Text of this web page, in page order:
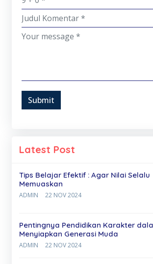
Submit
Latest Post
Tips Belajar Efektif : Agar Nilai Selalu
Memuaskan
ADMIN 22 NOV 2024
Pentingnya Pendidikan Karakter
Menyiapkan Generasi Muda
ADMIN 22 NOV 2024